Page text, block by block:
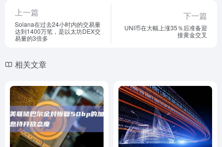
上一篇
Solana在过去24小时内的交易量
达到1400万笔，是以太坊DEX交
易量的3倍多
下一篇
UNI币在大幅上涨35％后准备迎
接黄金交叉
相关文章